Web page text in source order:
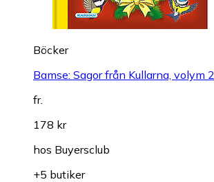
Böcker
Bamse: Sagor från Kullarna, volym 2
fr.
178 kr
hos Buyersclub
+5 butiker